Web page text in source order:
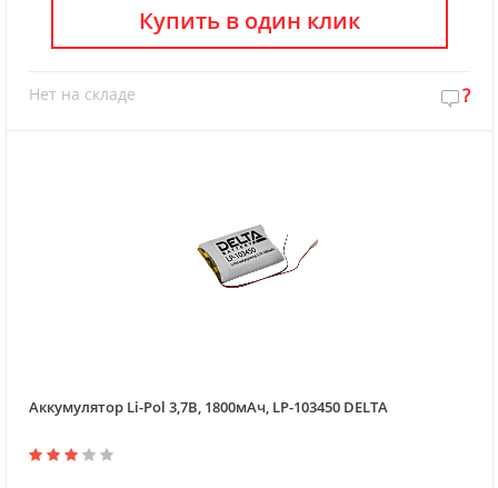
Нет на складе ?
Купить в один клик
Аккумулятор Li-Pol 3,7В, 1800мАч, LP-103450 DELTA